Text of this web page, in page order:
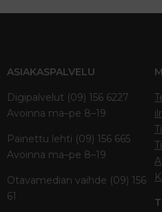
ASIAKASPALVELU
Digipalvelut (09) 156 6227
Avoinna ma–pe 8–19
Painettu lehti (09) 156 665
Avoinna ma–pe 8–19
Otavamedian vaihde (09) 156
61